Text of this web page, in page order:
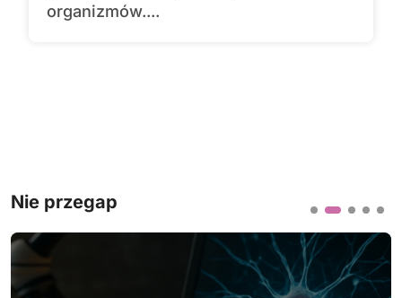
organizmów....
Nie przegap